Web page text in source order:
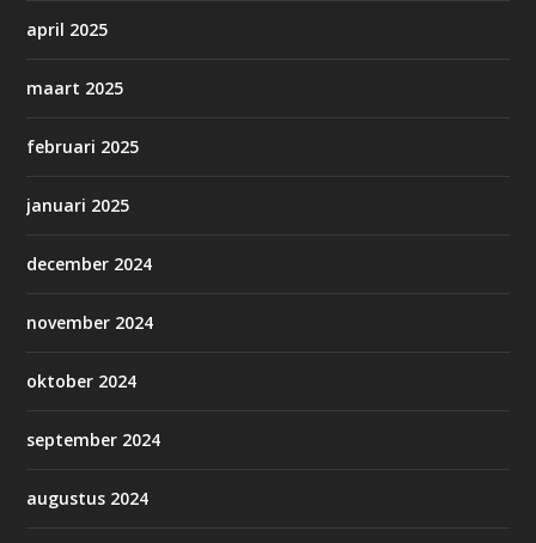
april 2025
maart 2025
februari 2025
januari 2025
december 2024
november 2024
oktober 2024
september 2024
augustus 2024